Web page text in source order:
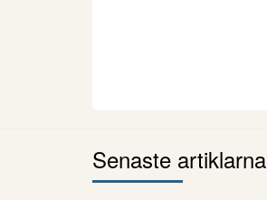
Senaste artiklarna